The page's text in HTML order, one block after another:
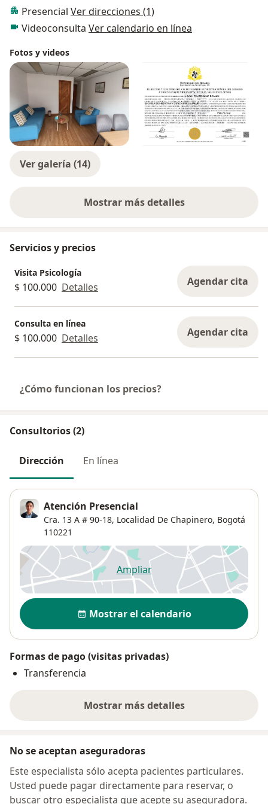
Presencial Ver direcciones (1)
Videoconsulta Ver calendario en línea
Fotos y videos
Ver galería (14)
Mostrar más detalles
sobre la experiencia
Servicios y precios
Visita Psicología
$ 100.000 Detalles Agendar cita
Consulta en línea
$ 100.000 Detalles Agendar cita
¿Cómo funcionan los precios?
Consultorios (2)
Dirección En línea
Atención Presencial
Cra. 13 A # 90-18, Localidad De Chapinero, Bogotá
110221
Ampliarse abre en una nueva
Disponibilidad
Mostrar el calendario
Formas de pago (visitas privadas)
Transferencia
Mostrar más detalles
sobre la dirección
No se aceptan aseguradoras
Este especialista sólo acepta pacientes particulares.
Usted puede pagar directamente para reservar, o
buscar otro especialista que acepte su aseguradora.